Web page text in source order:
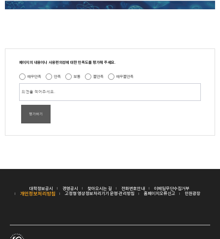
페이지의 내용이나 사용편의성에 대한 만족도를 평가해 주세요.
매우만족 만족 보통 불만족 매우불만족
평가하기
대학정보공시 경영공시 찾아오시는 길 전화번호안내 이메일무단수집거부
개인정보처리방침 고정형 영상정보처리기기 운영·관리방침 홈페이지오류신고 민원광장